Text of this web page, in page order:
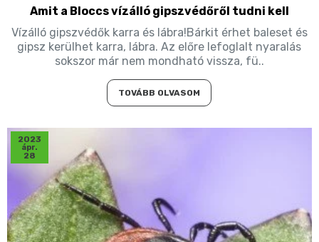
Amit a Bloccs vízálló gipszvédőről tudni kell
Vízálló gipszvédők karra és lábra!Bárkit érhet baleset és
gipsz kerülhet karra, lábra. Az előre lefoglalt nyaralás
sokszor már nem mondható vissza, fü..
TOVÁBB OLVASOM
2023
ápr.
28